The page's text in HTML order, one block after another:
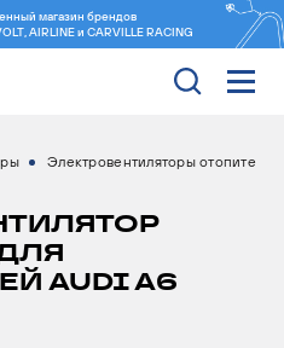
магазин брендов
AIRLINE и CARVILLE RACING
Электровентиляторы отопите
AUDI A6